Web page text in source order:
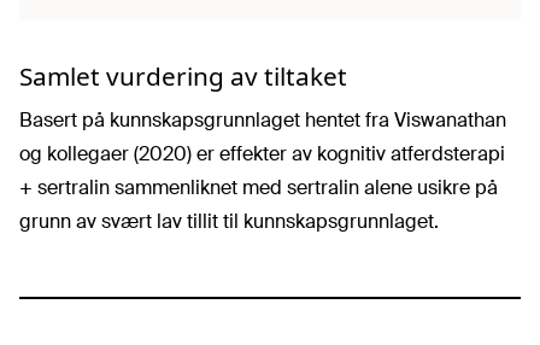
Samlet vurdering av tiltaket
Basert på kunnskapsgrunnlaget hentet fra Viswanathan
og kollegaer (2020) er effekter av kognitiv atferdsterapi
+ sertralin sammenliknet med sertralin alene usikre på
grunn av svært lav tillit til kunnskapsgrunnlaget.